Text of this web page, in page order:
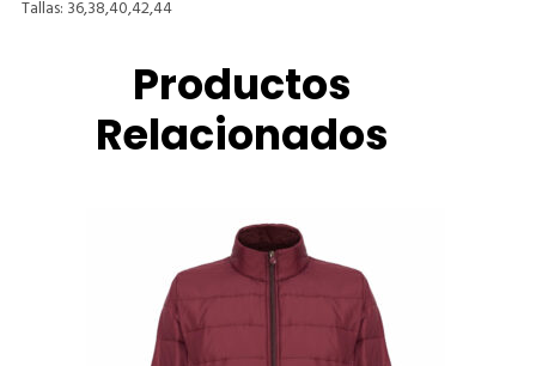
Tallas: 36,38,40,42,44
Productos
Relacionados